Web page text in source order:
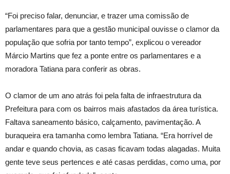
“Foi preciso falar, denunciar, e trazer uma comissão de
parlamentares para que a gestão municipal ouvisse o clamor da
população que sofria por tanto tempo”, explicou o vereador
Márcio Martins que fez a ponte entre os parlamentares e a
moradora Tatiana para conferir as obras.
O clamor de um ano atrás foi pela falta de infraestrutura da
Prefeitura para com os bairros mais afastados da área turística.
Faltava saneamento básico, calçamento, pavimentação. A
buraqueira era tamanha como lembra Tatiana. “Era horrível de
andar e quando chovia, as casas ficavam todas alagadas. Muita
gente teve seus pertences e até casas perdidas, como uma, por